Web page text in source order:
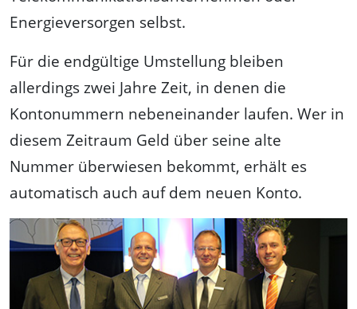
Energieversorgen selbst.
Für die endgültige Umstellung bleiben
allerdings zwei Jahre Zeit, in denen die
Kontonummern nebeneinander laufen. Wer in
diesem Zeitraum Geld über seine alte
Nummer überwiesen bekommt, erhält es
automatisch auch auf dem neuen Konto.